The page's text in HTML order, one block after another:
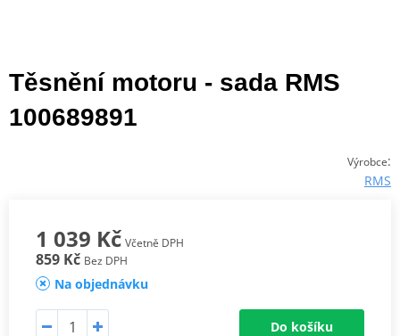
Těsnění motoru - sada RMS
100689891
Výrobce:
RMS
1 039 Kč Včetně DPH
859 Kč Bez DPH
Na objednávku
Do košíku